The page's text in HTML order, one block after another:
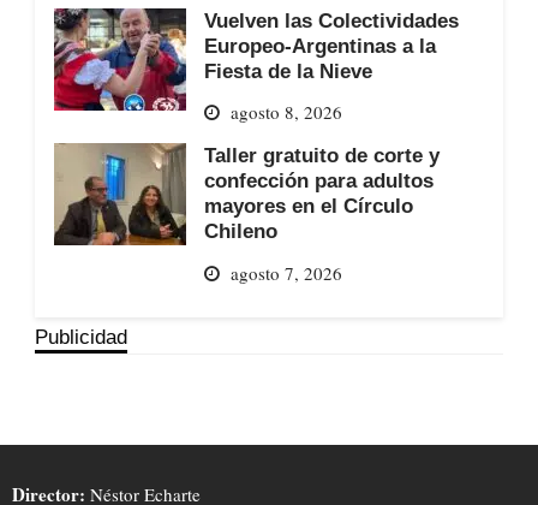
Vuelven las Colectividades
Europeo-Argentinas a la
Fiesta de la Nieve
agosto 8, 2026
Taller gratuito de corte y
confección para adultos
mayores en el Círculo
Chileno
agosto 7, 2026
Publicidad
Director: Néstor Echarte